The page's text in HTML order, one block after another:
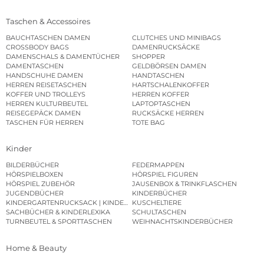
Taschen & Accessoires
BAUCHTASCHEN DAMEN
CLUTCHES UND MINIBAGS
CROSSBODY BAGS
DAMENRUCKSÄCKE
DAMENSCHALS & DAMENTÜCHER
SHOPPER
DAMENTASCHEN
GELDBÖRSEN DAMEN
HANDSCHUHE DAMEN
HANDTASCHEN
HERREN REISETASCHEN
HARTSCHALENKOFFER
KOFFER UND TROLLEYS
HERREN KOFFER
HERREN KULTURBEUTEL
LAPTOPTASCHEN
REISEGEPÄCK DAMEN
RUCKSÄCKE HERREN
TASCHEN FÜR HERREN
TOTE BAG
Kinder
BILDERBÜCHER
FEDERMAPPEN
HÖRSPIELBOXEN
HÖRSPIEL FIGUREN
HÖRSPIEL ZUBEHÖR
JAUSENBOX & TRINKFLASCHEN
JUGENDBÜCHER
KINDERBÜCHER
KINDERGARTENRUCKSACK | KINDERGARTENBEUTEL
KUSCHELTIERE
SACHBÜCHER & KINDERLEXIKA
SCHULTASCHEN
TURNBEUTEL & SPORTTASCHEN
WEIHNACHTSKINDERBÜCHER
Home & Beauty